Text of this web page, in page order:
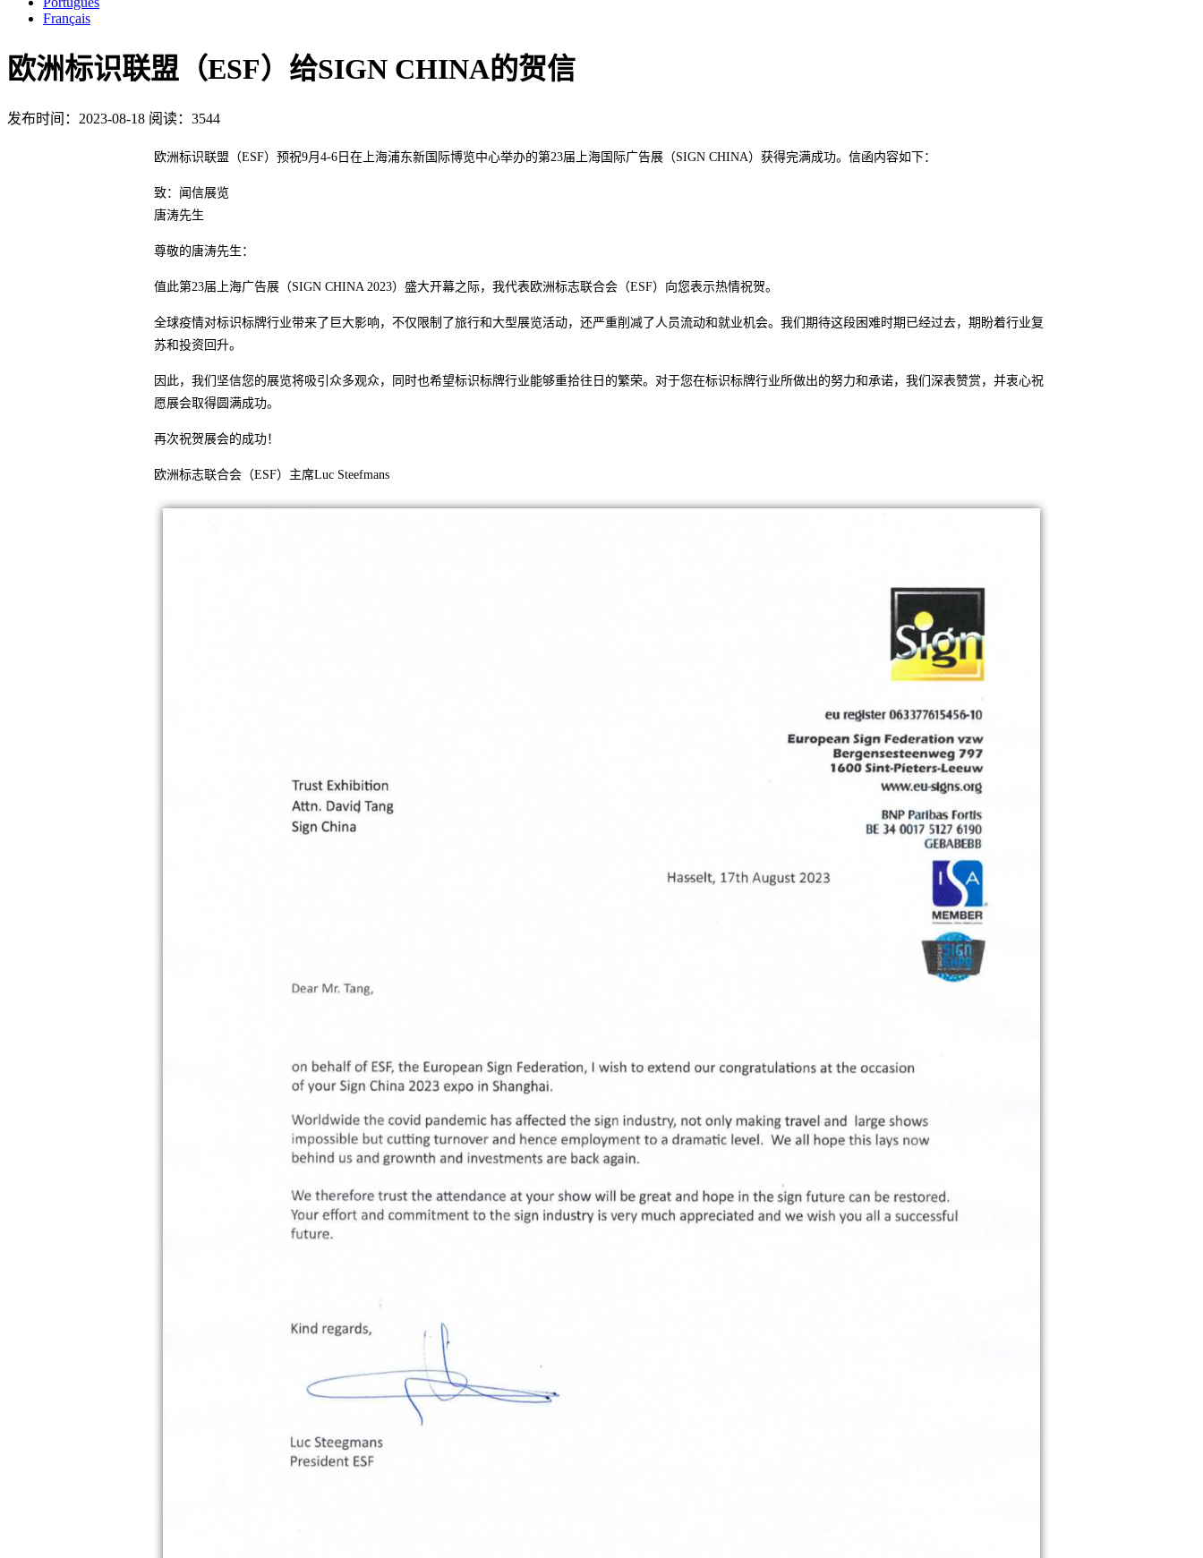
Français
欧洲标识联盟（ESF）给SIGN CHINA的贺信
发布时间：2023-08-18 阅读：3544
欧洲标识联盟（ESF）预祝9月4-6日在上海浦东新国际博览中心举办的第23届上海国际广告展（SIGN CHINA）获得完满成功。信函内容如下：
致：闻信展览
唐涛先生
尊敬的唐涛先生：
值此第23届上海广告展（SIGN CHINA 2023）盛大开幕之际，我代表欧洲标志联合会（ESF）向您表示热情祝贺。
全球疫情对标识标牌行业带来了巨大影响，不仅限制了旅行和大型展览活动，还严重削减了人员流动和就业机会。我们期待这段困难时期已经过去，期盼着行业复
苏和投资回升。
因此，我们坚信您的展览将吸引众多观众，同时也希望标识标牌行业能够重拾往日的繁荣。对于您在标识标牌行业所做出的努力和承诺，我们深表赞赏，并衷心祝
愿展会取得圆满成功。
再次祝贺展会的成功！
欧洲标志联合会（ESF）主席Luc Steefmans